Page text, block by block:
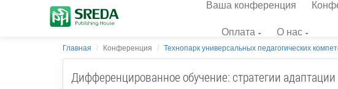
Ваша конференция
Оплата
О нас
Главная Конференция Технопарк универсальных педагогических
Дифференцированное обучение: стратегии